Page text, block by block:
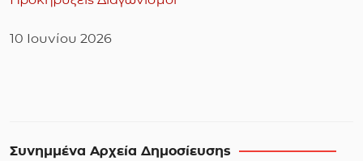
10 Ιουνίου 2026
Συνημμένα Αρχεία Δημοσίευσης